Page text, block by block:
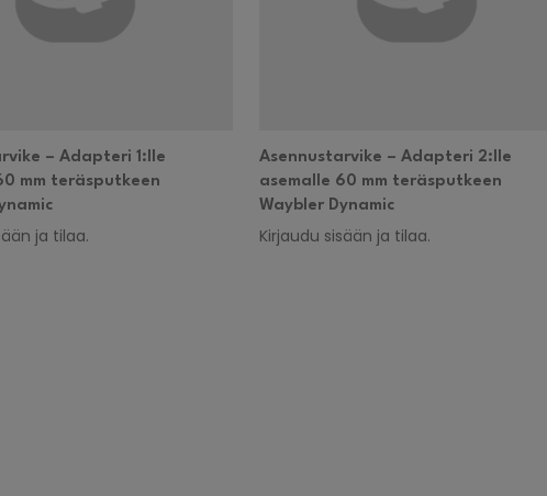
– Adapteri 1:lle
mm teräsputkeen
ja tilaa.
Asennustarvike – Adapteri 2:lle
asemalle 60 mm teräsputkeen
Waybler Dynamic
Kirjaudu sisään ja tilaa.